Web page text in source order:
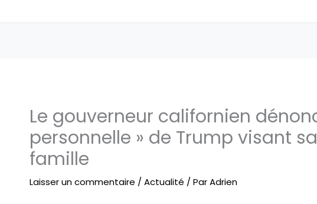
Le gouverneur californien
personnelle » de Trump visant
famille
Laisser un commentaire /Actualité / ParAdrien